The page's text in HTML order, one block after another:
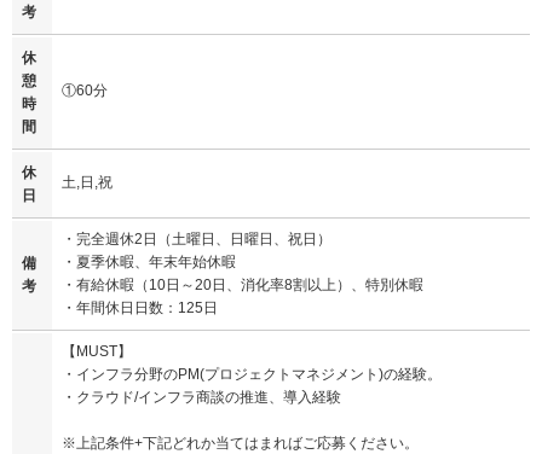
考
休
憩
時
間
①60分
休
日
土,日,祝
備
考
・完全週休2日（土曜日、日曜日、祝日）
・夏季休暇、年末年始休暇
・有給休暇（10日～20日、消化率8割以上）、特別休暇
・年間休日日数：125日
【MUST】
・インフラ分野のPM(プロジェクトマネジメント)の経験。
・クラウド/インフラ商談の推進、導入経験
※上記条件+下記どれか当てはまればご応募ください。